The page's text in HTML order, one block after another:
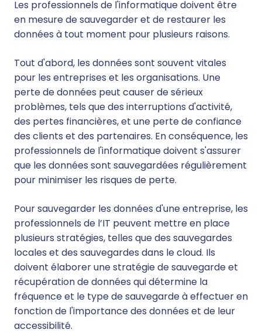
Les professionnels de l'informatique doivent être
en mesure de sauvegarder et de restaurer les
données à tout moment pour plusieurs raisons.
Tout d'abord, les données sont souvent vitales
pour les entreprises et les organisations. Une
perte de données peut causer de sérieux
problèmes, tels que des interruptions d'activité,
des pertes financières, et une perte de confiance
des clients et des partenaires. En conséquence, les
professionnels de l'informatique doivent s'assurer
que les données sont sauvegardées régulièrement
pour minimiser les risques de perte.
Pour sauvegarder les données d'une entreprise, les
professionnels de l’IT peuvent mettre en place
plusieurs stratégies, telles que des sauvegardes
locales et des sauvegardes dans le cloud. Ils
doivent élaborer une stratégie de sauvegarde et
récupération de données qui détermine la
fréquence et le type de sauvegarde à effectuer en
fonction de l'importance des données et de leur
accessibilité.